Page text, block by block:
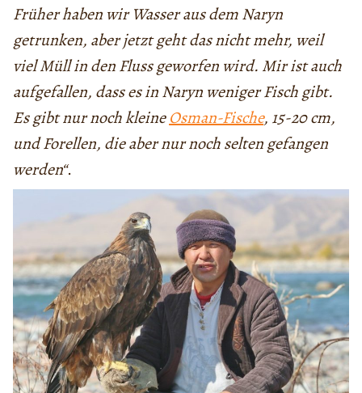
Früher haben wir Wasser aus dem Naryn
getrunken, aber jetzt geht das nicht mehr, weil
viel Müll in den Fluss geworfen wird. Mir ist auch
aufgefallen, dass es in Naryn weniger Fisch gibt.
Es gibt nur noch kleineOsman-Fische, 15-20 cm,
und Forellen, die aber nur noch selten gefangen
werden“.